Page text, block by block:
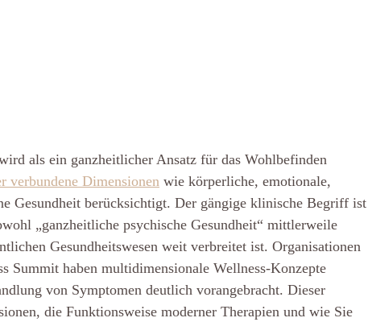
als ein ganzheitlicher Ansatz für das Wohlbefinden
verbundene Dimensionen wie körperliche, emotionale,
Gesundheit berücksichtigt. Der gängige klinische Begriff ist
„ganzheitliche psychische Gesundheit“ mittlerweile
Gesundheitswesen weit verbreitet ist. Organisationen
Summit haben multidimensionale Wellness-Konzepte
von Symptomen deutlich vorangebracht. Dieser
die Funktionsweise moderner Therapien und wie Sie